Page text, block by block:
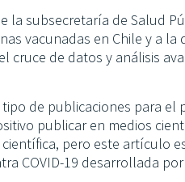
la subsecretaría de Salud
vacunadas en Chile y a
cruce de datos y análisis
de publicaciones para el
publicar en medios
pero este artículo
COVID-19 desarrollada